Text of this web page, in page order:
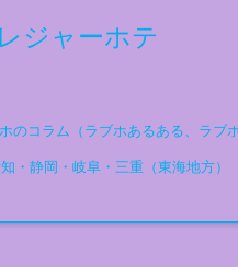
ジャーホテ
のコラム（ラブホあるある、ラブ
・静岡・岐阜・三重（東海地方）